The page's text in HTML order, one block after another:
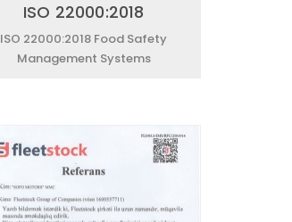
ISO 22000:2018
ISO 22000:2018 Food Safety
Management Systems